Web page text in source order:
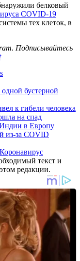
белковый
COVID-19
тех клеток, в
Подписывайтесь
бустерной
к гибели человека
на спад
в Европу
за COVID
Коронавирус
текст и
редакции.